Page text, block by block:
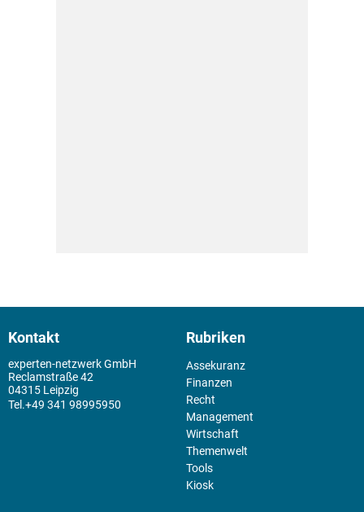
Kontakt
experten-netzwerk GmbH
Reclamstraße 42
04315 Leipzig
+49 341 98995950
Rubriken
Assekuranz
Finanzen
Recht
Management
Wirtschaft
Themenwelt
Tools
Kiosk